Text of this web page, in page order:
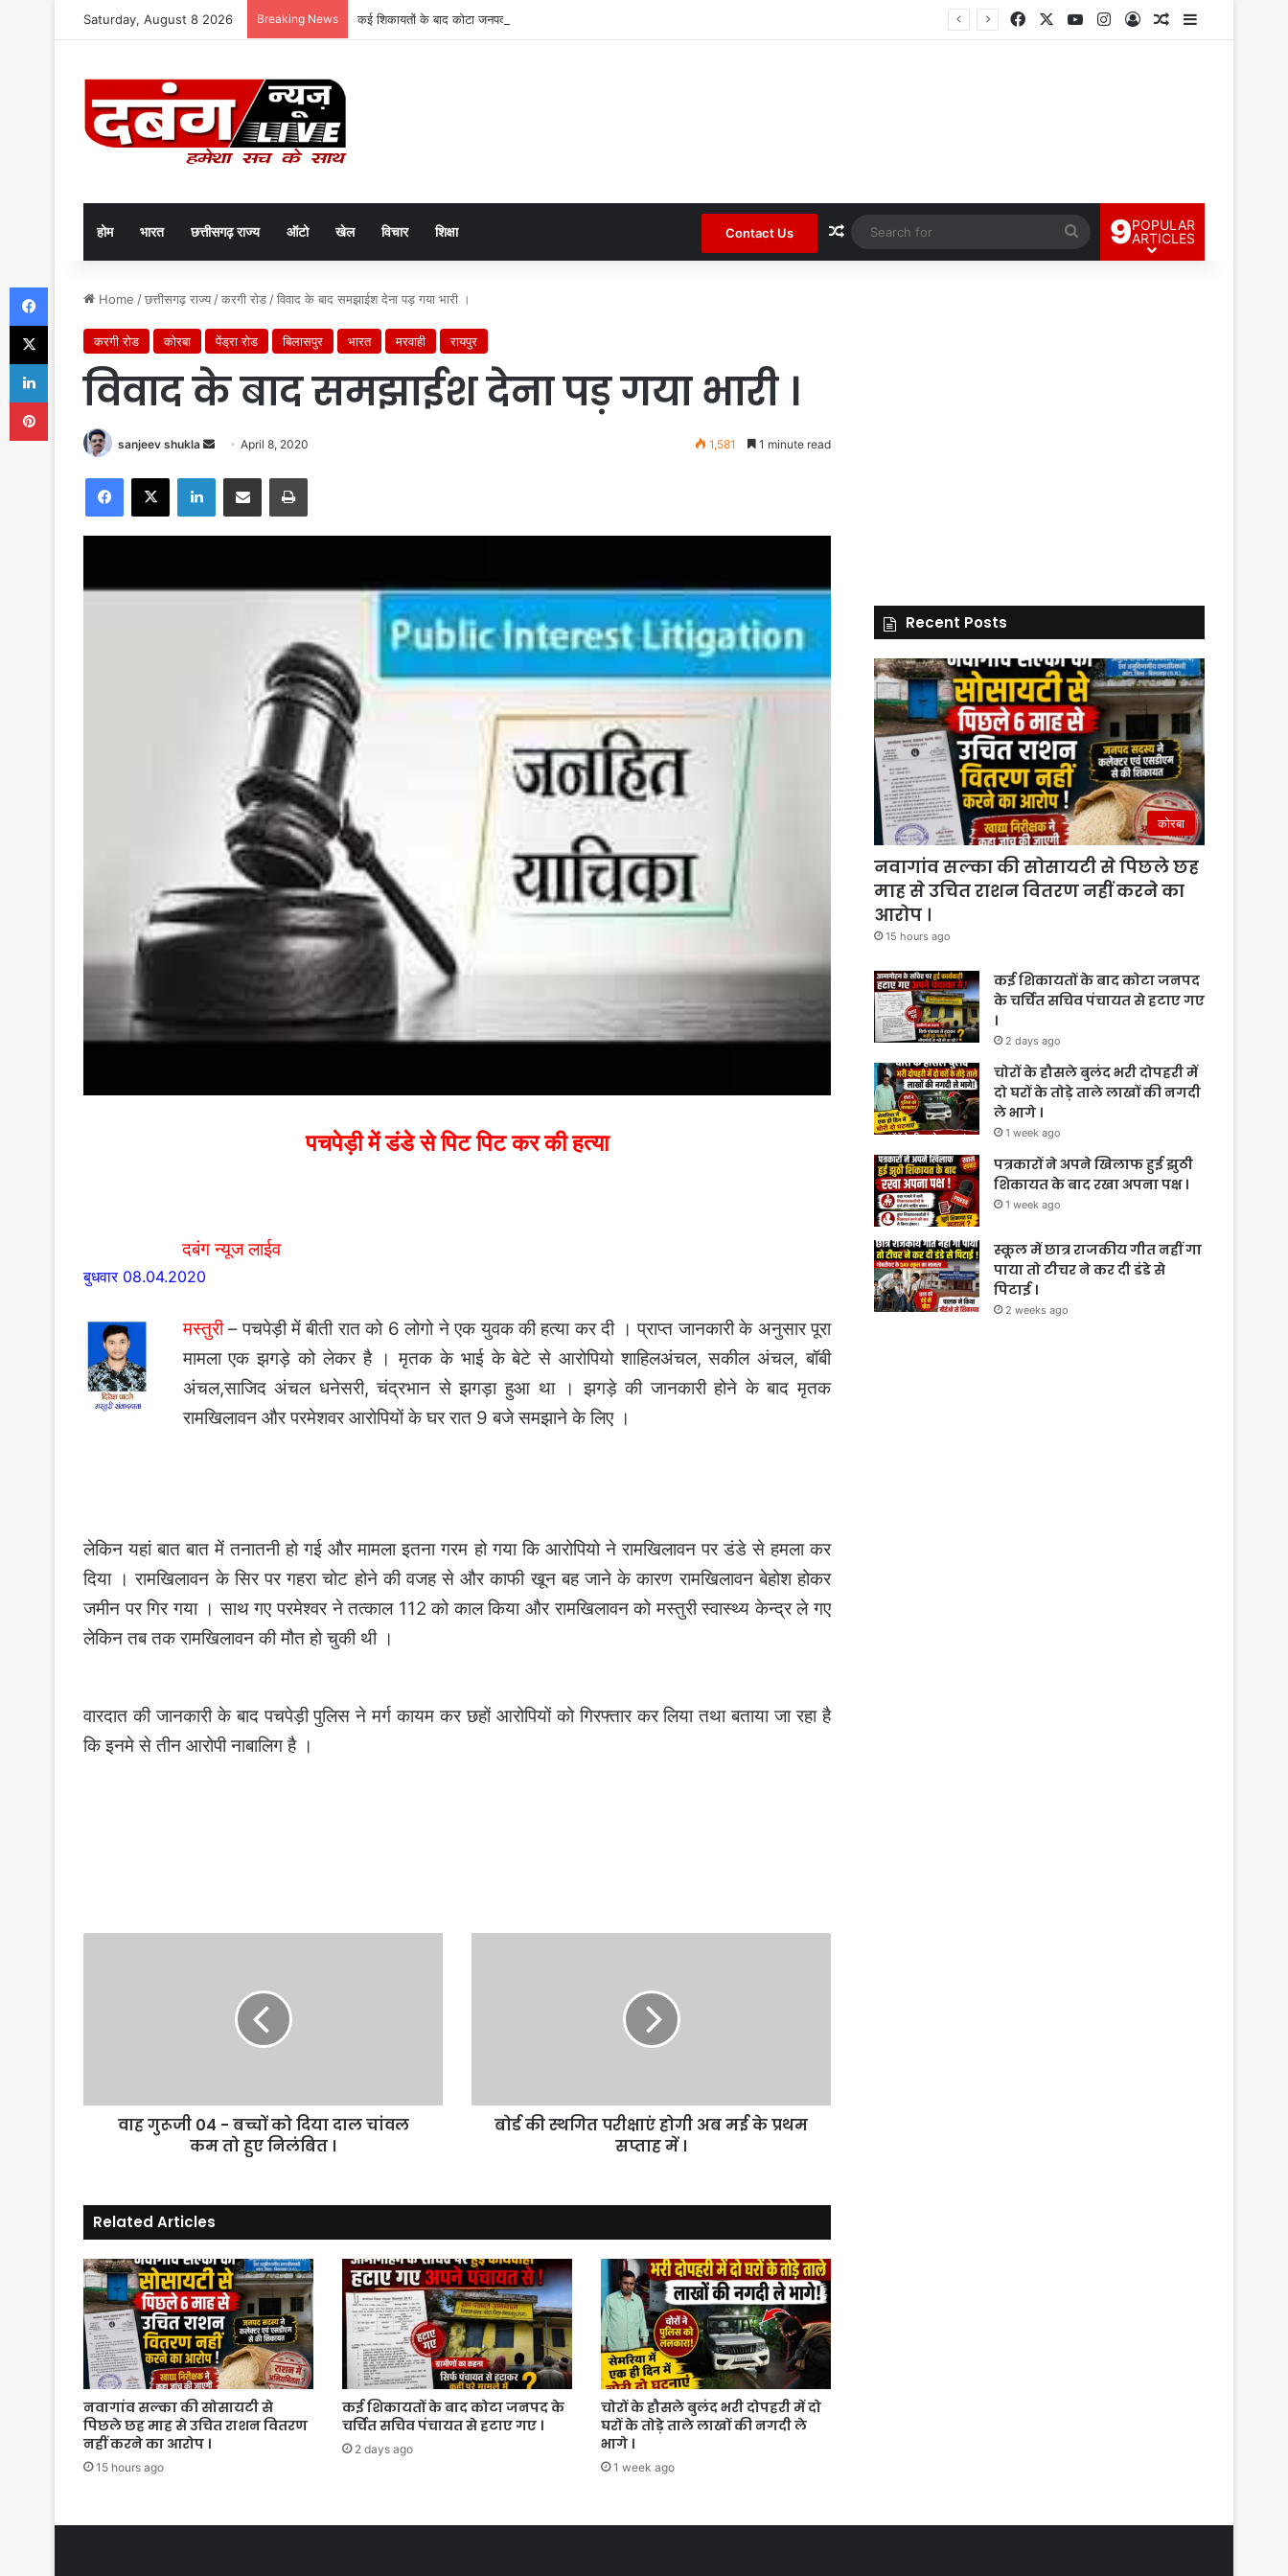
Saturday, August 8 2026 Breaking News कई शिकायतों के बाद कोटा जनपद के चर्चित सचिव पंचायत से हटाए गए । FacebookYouTubeInstagram
Log InRandom Article
Sidebar
होम भारत छत्तीसगढ़ राज्य ऑटो खेल विचार शिक्षा Contact Us Random Article
Search
for
9POPULAR
ARTICLES
Home /छत्तीसगढ़ राज्य /करगी रोड /विवाद के बाद समझाईश देना पड़ गया भारी ।
करगी रोड कोरबा पेंड्रा रोड बिलासपुर भारत मरवाही रायपुर
विवाद के बाद समझाईश देना पड़ गया भारी ।
sanjeev shukla
Send
email
April 8, 2020 1,581 1 minute read
Facebook
X LinkedInShare via Email Print
पचपेड़ी में डंडे से पिट पिट कर की हत्या
दबंग न्यूज लाईव
बुधवार 08.04.2020
मस्तुरी– पचपेड़ी में बीती रात को 6 लोगो ने एक युवक की हत्या कर दी । प्राप्त जानकारी के अनुसार पूरा
मामला एक झगड़े को लेकर है । मृतक के भाई के बेटे से आरोपियो शाहिलअंचल, सकील अंचल, बॉबी
अंचल,साजिद अंचल धनेसरी, चंद्रभान से झगड़ा हुआ था । झगड़े की जानकारी होने के बाद मृतक
रामखिलावन और परमेशवर आरोपियों के घर रात 9 बजे समझाने के लिए ।
लेकिन यहां बात बात में तनातनी हो गई और मामला इतना गरम हो गया कि आरोपियो ने रामखिलावन पर डंडे से हमला कर
दिया । रामखिलावन के सिर पर गहरा चोट होने की वजह से और काफी खून बह जाने के कारण रामखिलावन बेहोश होकर
जमीन पर गिर गया । साथ गए परमेश्वर ने तत्काल 112 को काल किया और रामखिलावन को मस्तुरी स्वास्थ्य केन्द्र ले गए
लेकिन तब तक रामखिलावन की मौत हो चुकी थी ।
वारदात की जानकारी के बाद पचपेड़ी पुलिस ने मर्ग कायम कर छहों आरोपियों को गिरफ्तार कर लिया तथा बताया जा रहा है
कि इनमे से तीन आरोपी नाबालिग है ।
चांवल
।
वाह गुरूजी 04 - बच्चों को दिया दाल चांवल
कम तो हुए निलंबित ।
प्रथम
सप्ताहबोर्ड की स्थगित परीक्षाएं होगी अब मई के प्रथम
सप्ताह में ।
Related Articles
नवागांव सल्का की सोसायटी से
पिछले छह माह से उचित राशन वितरण
नहीं करने का आरोप ।
15 hours ago
कई शिकायतों के बाद कोटा जनपद के
चर्चित सचिव पंचायत से हटाए गए ।
2 days ago
चोरों के हौसले बुलंद भरी दोपहरी में दो
घरों के तोड़े ताले लाखों की नगदी ले
भागे ।
1 week ago
Recent Posts
कोरबा
नवागांव सल्का की सोसायटी से पिछले छह
माह से उचित राशन वितरण नहीं करने का
आरोप ।
15 hours ago
कई शिकायतों के बाद कोटा जनपद
के चर्चित सचिव पंचायत से हटाए गए
।
2 days ago
चोरों के हौसले बुलंद भरी दोपहरी में
दो घरों के तोड़े ताले लाखों की नगदी
ले भागे ।
1 week ago
पत्रकारों ने अपने खिलाफ हुई झुठी
शिकायत के बाद रखा अपना पक्ष ।
1 week ago
स्कूल में छात्र राजकीय गीत नहीं गा
पाया तो टीचर ने कर दी डंडे से
पिटाई ।
2 weeks ago
Facebook
X
LinkedIn
Pinterest